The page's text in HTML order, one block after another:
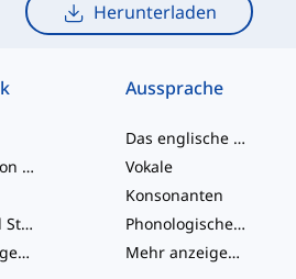
Herunterladen
Interpunktion und Rechtschreibung
Verben und Stimmen
Mehr anzeigen...
Aussprache
Das englische Alphabet
Vokale
Konsonanten
Phonologische Konzepte
Mehr anzeigen...